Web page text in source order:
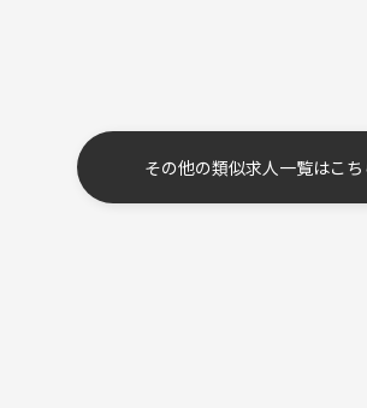
その他の類似求人一覧はこち